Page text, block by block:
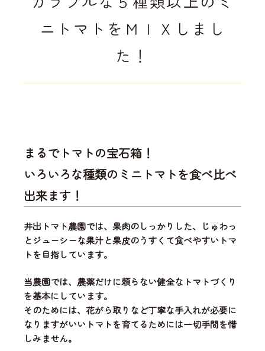
ニトマトをＭＩＸしまし
た！
まるでトマトの宝石箱！
いろいろな種類のミニトマトを食べ比べ
出来ます！
井出トマト農園では、 果肉のしっかりした、じゅわっ
とジューシーな果汁と果皮のうすくて食べやすいトマ
トを目指しています。
当農園では、 農薬だけに頼らない健全なトマトづくり
を基本にしています。
そのためには、花がら取りなど丁寧な手入れが必要に
なりますがいいトマトを育てるためには一切手間を惜
しみません。